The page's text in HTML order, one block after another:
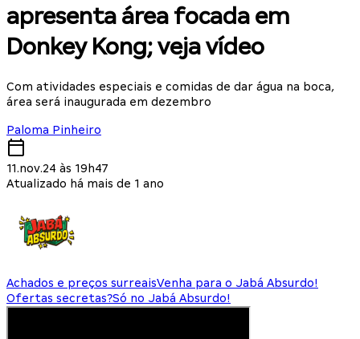
apresenta área focada em
Donkey Kong; veja vídeo
Com atividades especiais e comidas de dar água na boca,
área será inaugurada em dezembro
Paloma Pinheiro
11.nov.24 às 19h47
Atualizado há mais de 1 ano
Achados e preços surreaisVenha para o Jabá Absurdo!
Ofertas secretas?Só no Jabá Absurdo!